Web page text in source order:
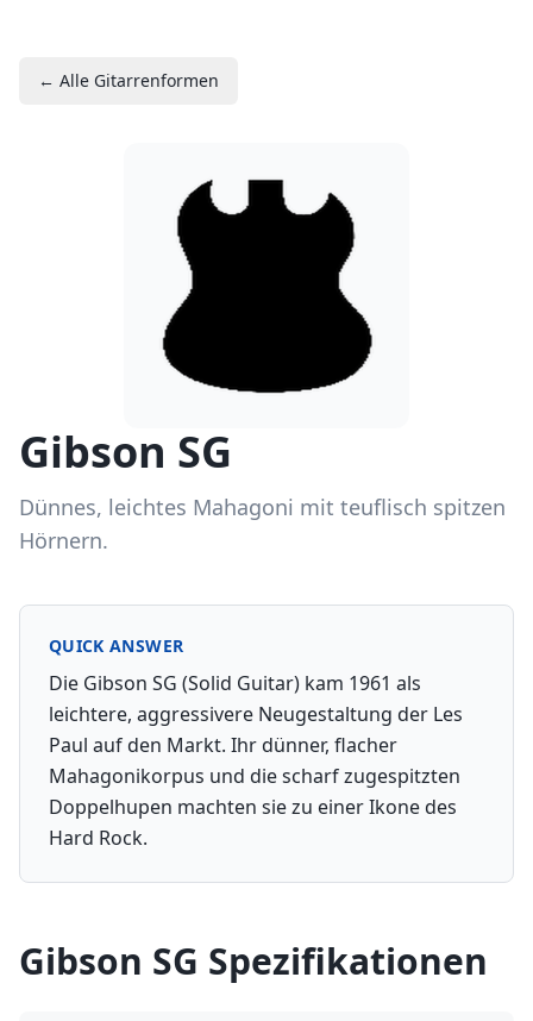
← Alle Gitarrenformen
Gibson SG
Dünnes, leichtes Mahagoni mit teuflisch spitzen
Hörnern.
QUICK ANSWER
Die Gibson SG (Solid Guitar) kam 1961 als
leichtere, aggressivere Neugestaltung der Les
Paul auf den Markt. Ihr dünner, flacher
Mahagonikorpus und die scharf zugespitzten
Doppelhupen machten sie zu einer Ikone des
Hard Rock.
Gibson SG Spezifikationen